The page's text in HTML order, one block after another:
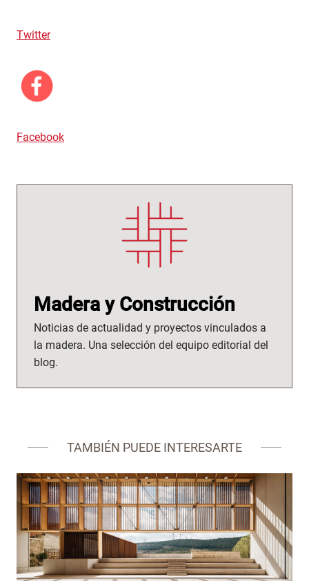
Twitter
Facebook
Madera y Construcción
Noticias de actualidad y proyectos vinculados a
la madera. Una selección del equipo editorial del
blog.
TAMBIÉN PUEDE INTERESARTE